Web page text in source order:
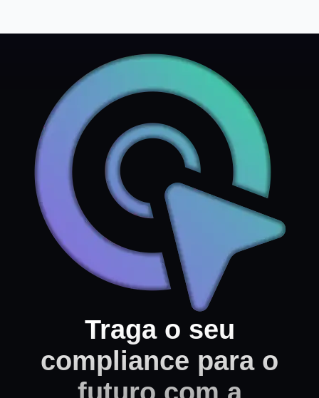
Traga o seu
compliance para o